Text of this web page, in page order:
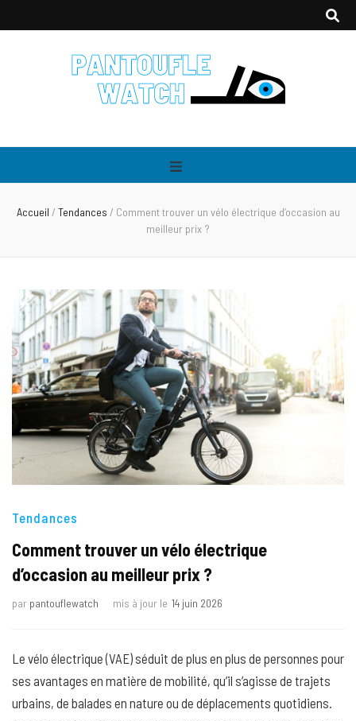
Pantouflewatch
Accueil / Tendances / Comment trouver un vélo électrique d’occasion au
meilleur prix ?
Tendances
Comment trouver un vélo électrique
d’occasion au meilleur prix ?
par pantouflewatch mis à jour le 14 juin 2026
Le vélo électrique (VAE) séduit de plus en plus de personnes pour
ses avantages en matière de mobilité, qu’il s’agisse de trajets
urbains, de balades en nature ou de déplacements quotidiens.